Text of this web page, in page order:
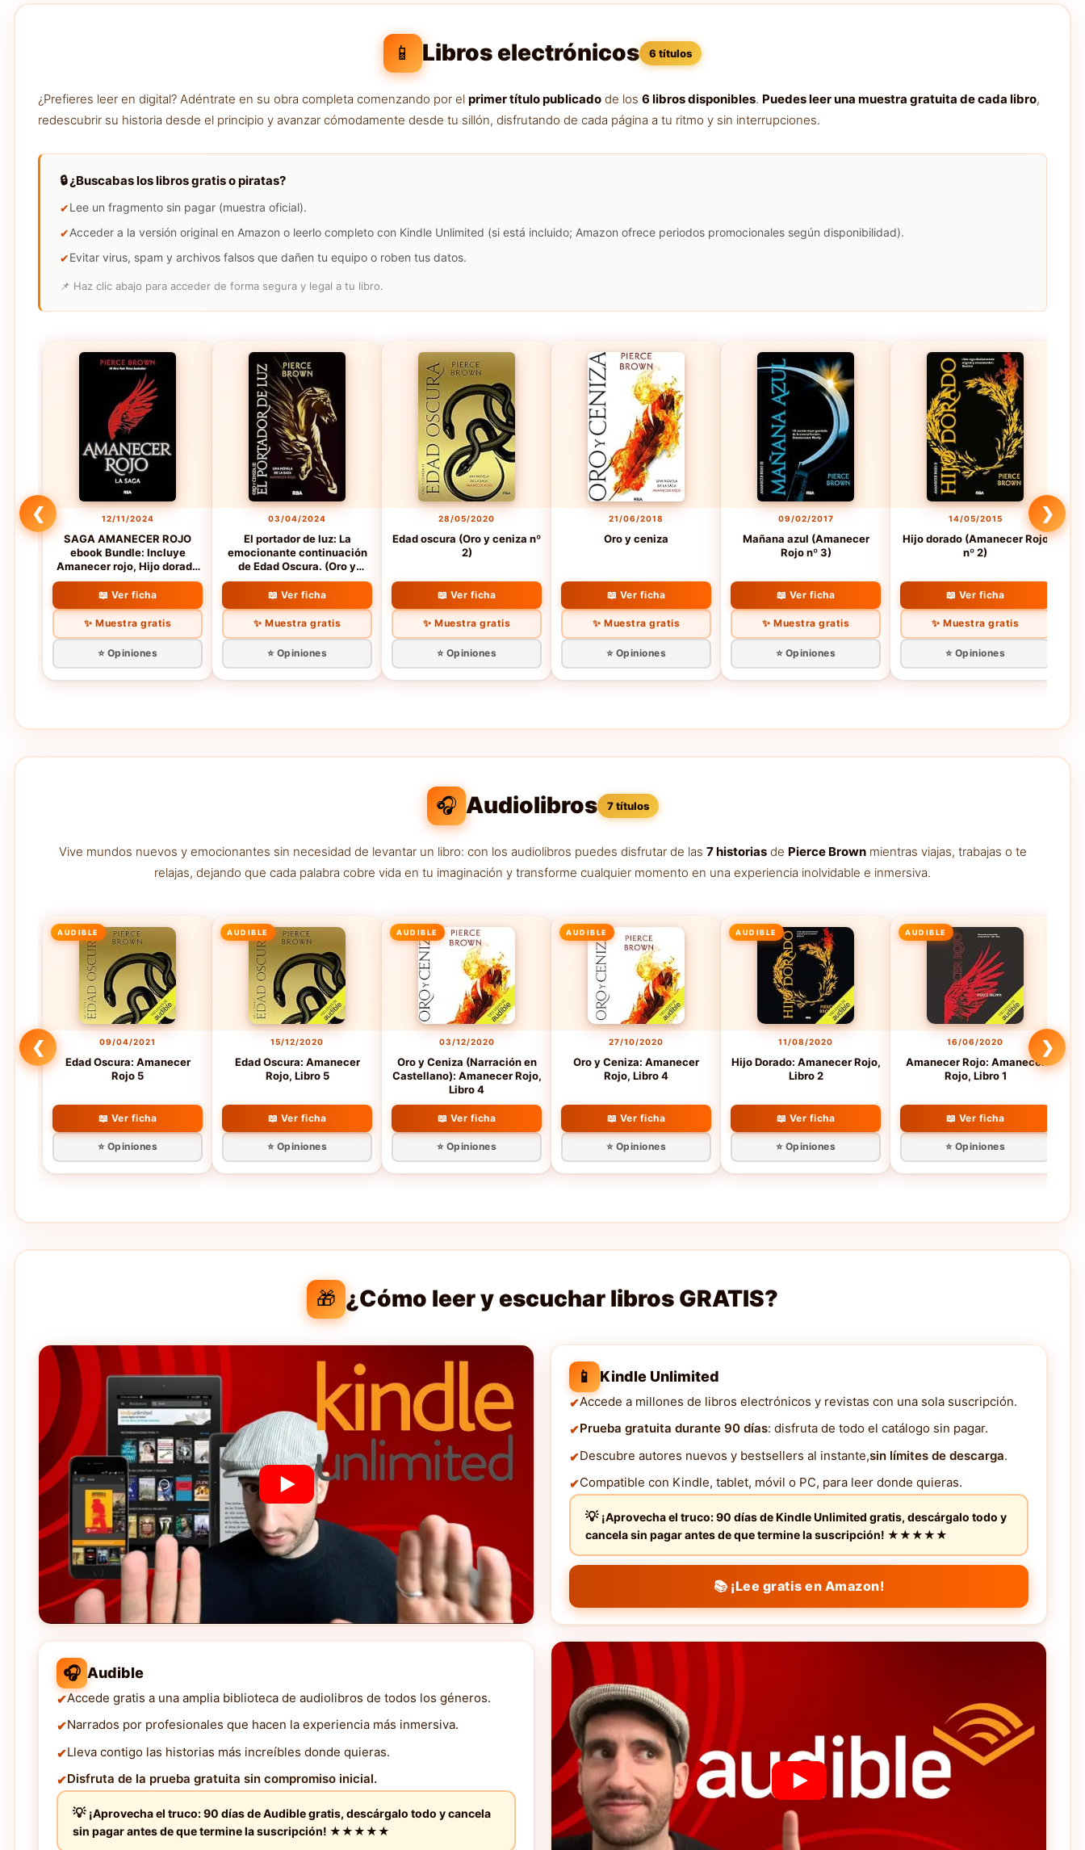
📱 Libros electrónicos 6 títulos
¿Prefieres leer en digital? Adéntrate en su obra completa comenzando por el primer título publicado de los 6 libros disponibles. Puedes leer una muestra gratuita de cada libro,
redescubrir su historia desde el principio y avanzar cómodamente desde tu sillón, disfrutando de cada página a tu ritmo y sin interrupciones.
🔒 ¿Buscabas los libros gratis o piratas?
Lee un fragmento sin pagar (muestra oficial).
Acceder a la versión original en Amazon o leerlo completo con Kindle Unlimited (si está incluido; Amazon ofrece periodos promocionales según disponibilidad).
Evitar virus, spam y archivos falsos que dañen tu equipo o roben tus datos.
📌 Haz clic abajo para acceder de forma segura y legal a tu libro.
❮ 12/11/2024
SAGA AMANECER ROJO
ebook Bundle: Incluye
Amanecer rojo, Hijo dorado
y Mañana azul.
📖 Ver ficha
✨ Muestra gratis
⭐ Opiniones
03/04/2024
El portador de luz: La
emocionante continuación
de Edad Oscura. (Oro y
ceniza nº 3)
📖 Ver ficha
✨ Muestra gratis
⭐ Opiniones
28/05/2020
Edad oscura (Oro y ceniza nº
2)
📖 Ver ficha
✨ Muestra gratis
⭐ Opiniones
21/06/2018
Oro y ceniza
📖 Ver ficha
✨ Muestra gratis
⭐ Opiniones
09/02/2017
Mañana azul (Amanecer
Rojo nº 3)
📖 Ver ficha
✨ Muestra gratis
⭐ Opiniones
14/05/2015
Hijo dorado (Amanecer Rojo
nº 2)
📖 Ver ficha
✨ Muestra gratis
⭐ Opiniones
❯
🎧 Audiolibros 7 títulos
Vive mundos nuevos y emocionantes sin necesidad de levantar un libro: con los audiolibros puedes disfrutar de las 7 historiasde Pierce Brownmientras viajas, trabajas o te
relajas, dejando que cada palabra cobre vida en tu imaginación y transforme cualquier momento en una experiencia inolvidable e inmersiva.
❮
AUDIBLE
09/04/2021
Edad Oscura: Amanecer
Rojo 5
📖 Ver ficha
⭐ Opiniones
AUDIBLE
15/12/2020
Edad Oscura: Amanecer
Rojo, Libro 5
📖 Ver ficha
⭐ Opiniones
AUDIBLE
03/12/2020
Oro y Ceniza (Narración en
Castellano): Amanecer Rojo,
Libro 4
📖 Ver ficha
⭐ Opiniones
AUDIBLE
27/10/2020
Oro y Ceniza: Amanecer
Rojo, Libro 4
📖 Ver ficha
⭐ Opiniones
AUDIBLE
11/08/2020
Hijo Dorado: Amanecer Rojo,
Libro 2
📖 Ver ficha
⭐ Opiniones
AUDIBLE
16/06/2020
Amanecer Rojo: Amanecer
Rojo, Libro 1
📖 Ver ficha
⭐ Opiniones
❯
🎁 ¿Cómo leer y escuchar libros GRATIS?
📱 Kindle Unlimited
Accede a millones de libros electrónicos y revistas con una sola suscripción.
Prueba gratuita durante 90 días: disfruta de todo el catálogo sin pagar.
Descubre autores nuevos y bestsellers al instante,sin límites de descarga.
Compatible con Kindle, tablet, móvil o PC, para leer donde quieras.
¡Aprovecha el truco: 90 días de Kindle Unlimited gratis, descárgalo todo y
cancela sin pagar antes de que termine la suscripción! ★★★★★
📚 ¡Lee gratis en Amazon!
🎧 Audible
Accede gratis a una amplia biblioteca de audiolibros de todos los géneros.
Narrados por profesionales que hacen la experiencia más inmersiva.
Lleva contigo las historias más increíbles donde quieras.
Disfruta de la prueba gratuita sin compromiso inicial.
¡Aprovecha el truco: 90 días de Audible gratis, descárgalo todo y cancela
sin pagar antes de que termine la suscripción! ★★★★★